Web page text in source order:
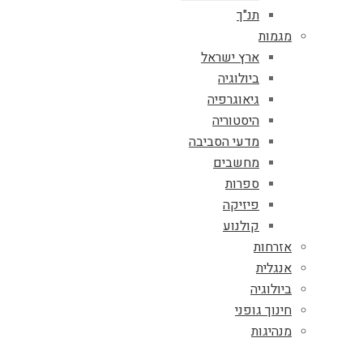
תנ"ך
מגמות
ארץ ישראל
ביולוגיה
גיאוגרפיה
היסטוריה
מדעי הסביבה
מחשבים
ספרות
פיזיקה
קולנוע
אזרחות
אנגלית
ביולוגיה
חינוך גופני
מנהיגות